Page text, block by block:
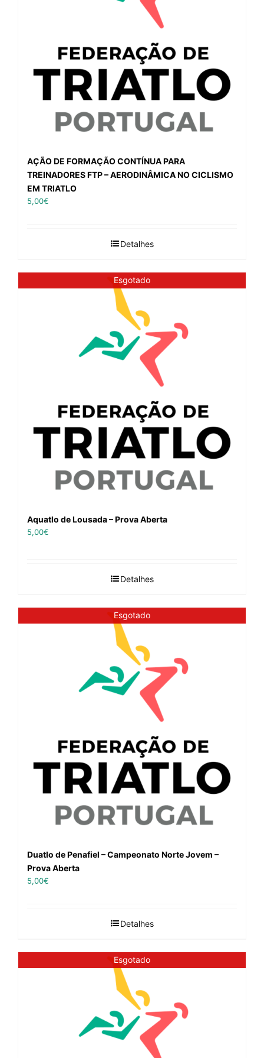
AÇÃO DE FORMAÇÃO CONTÍNUA PARA
TREINADORES FTP – AERODINÂMICA NO CICLISMO
EM TRIATLO
5,00€
Detalhes
Esgotado
Aquatlo de Lousada – Prova Aberta
5,00€
Detalhes
Esgotado
Duatlo de Penafiel – Campeonato Norte Jovem –
Prova Aberta
5,00€
Detalhes
Esgotado